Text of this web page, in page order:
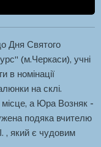
Дня Святого
(м.Черкаси), учні
в номінації
на склі.
а Юра Возняк -
подяка вчителю
, який є чудовим